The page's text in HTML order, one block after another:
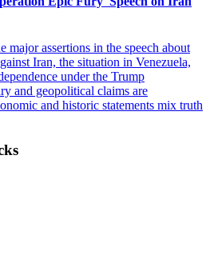
major assertions in the speech about
Iran, the situation in Venezuela,
under the Trump
and geopolitical claims are
and historic statements mix truth